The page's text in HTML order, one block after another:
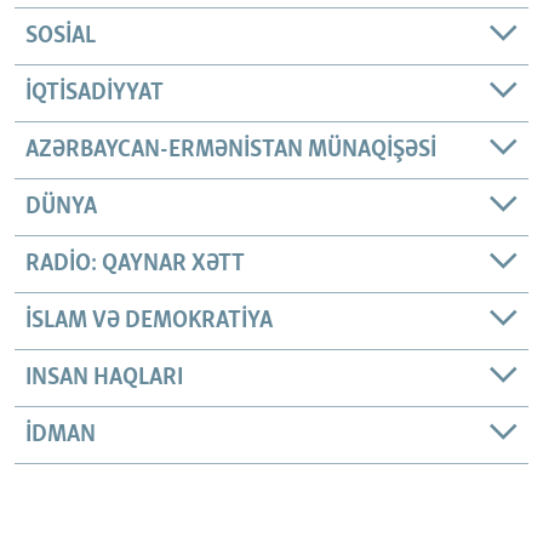
SOSIAL
İQTISADIYYAT
AZƏRBAYCAN-ERMƏNISTAN MÜNAQIŞƏSI
DÜNYA
RADIO: QAYNAR XƏTT
İSLAM VƏ DEMOKRATIYA
INSAN HAQLARI
İDMAN